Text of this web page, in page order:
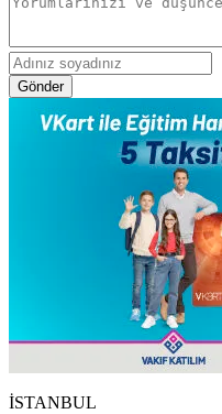
Gönder
İSTANBUL